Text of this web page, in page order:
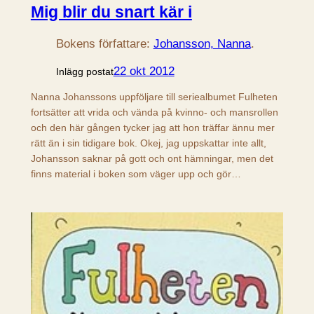
Mig blir du snart kär i
Bokens författare: Johansson, Nanna.
Inlägg postat22 okt 2012
Nanna Johanssons uppföljare till seriealbumet Fulheten
fortsätter att vrida och vända på kvinno- och mansrollen
och den här gången tycker jag att hon träffar ännu mer
rätt än i sin tidigare bok. Okej, jag uppskattar inte allt,
Johansson saknar på gott och ont hämningar, men det
finns material i boken som väger upp och gör…